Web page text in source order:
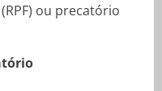
ou precatório